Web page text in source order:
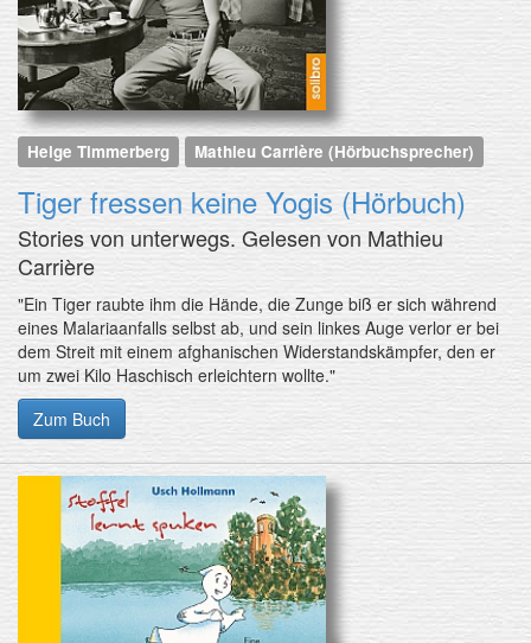
Helge Timmerberg Mathieu Carrière (Hörbuchsprecher)
Tiger fressen keine Yogis (Hörbuch)
Stories von unterwegs. Gelesen von Mathieu
Carrière
"Ein Tiger raubte ihm die Hände, die Zunge biß er sich während
eines Malariaanfalls selbst ab, und sein linkes Auge verlor er bei
dem Streit mit einem afghanischen Widerstandskämpfer, den er
um zwei Kilo Haschisch erleichtern wollte."
Zum Buch